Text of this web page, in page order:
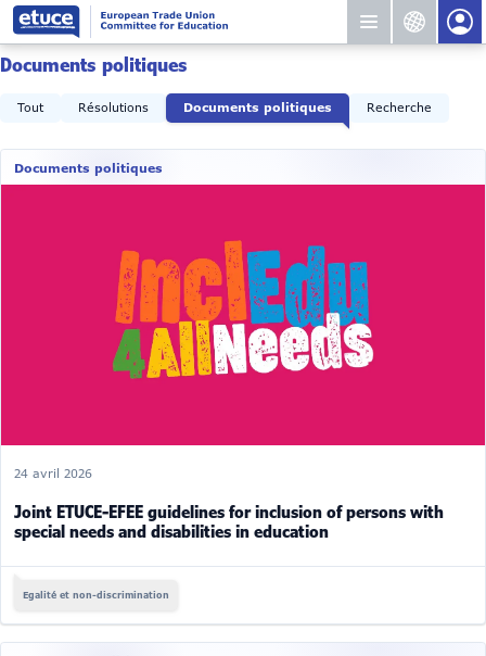
Documents politiques
Tout Résolutions Documents politiques Recherche
Documents politiques
24 avril 2026
Joint ETUCE-EFEE guidelines for inclusion of persons with
special needs and disabilities in education
Egalité et non-discrimination